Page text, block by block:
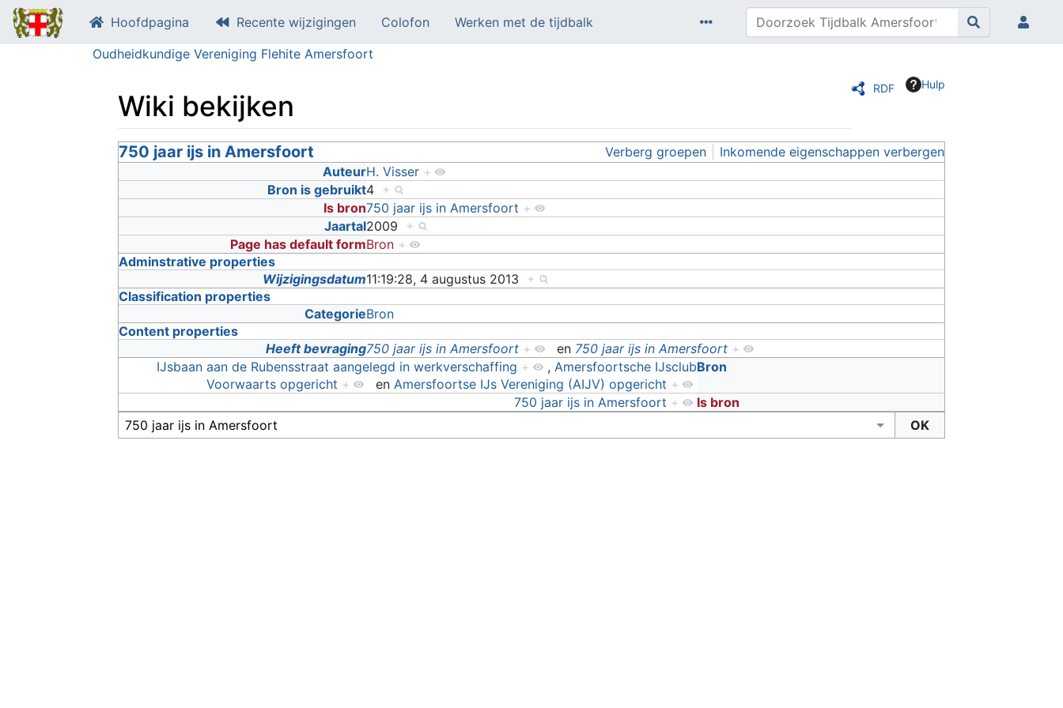
Hoofdpagina Recente wijzigingen Colofon
Werken met de tijdbalk
Oudheidkundige Vereniging Flehite Amersfoort
RDF Hulp
Wiki bekijken
Ga naar:navigatie ,zoeken
750 jaar ijs in Amersfoort Verberg groepen
Inkomende eigenschappen verbergen
AuteurH. Visser +
Bron is gebruikt4 +
Is bron750 jaar ijs in Amersfoort +
Jaartal2009 +
Page has default formBron +
Adminstrative properties
Wijzigingsdatum11:19:28, 4 augustus 2013 +
Classification properties
CategorieBron
Content properties
Heeft bevraging750 jaar ijs in Amersfoort + en 750 jaar ijs in Amersfoort +
Bron
IJsbaan aan de Rubensstraat aangelegd in werkverschaffing + , Amersfoortsche IJsclub
Voorwaarts opgericht + en Amersfoortse IJs Vereniging (AIJV) opgericht +
Is bron
750 jaar ijs in Amersfoort +